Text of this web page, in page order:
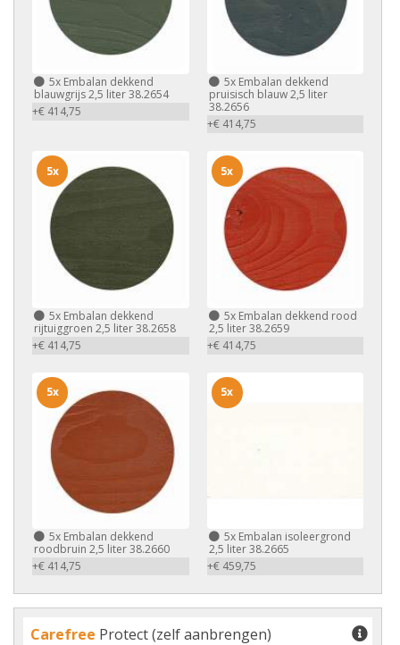
5x Embalan dekkend
blauwgrijs 2,5 liter 38.2654
+€ 414,75
5xEmbalan dekkend
pruisisch blauw 2,5 liter
38.2656
+€ 414,75
5x Embalan dekkend
rijtuiggroen 2,5 liter 38.2658
+€ 414,75
5x
5xEmbalan dekkend rood
2,5 liter 38.2659
+€ 414,75
5x
5x Embalan dekkend
roodbruin 2,5 liter 38.2660
+€ 414,75
5x
5xEmbalan isoleergrond
2,5 liter 38.2665
+€ 459,75
5x
Carefree Protect (zelf aanbrengen)